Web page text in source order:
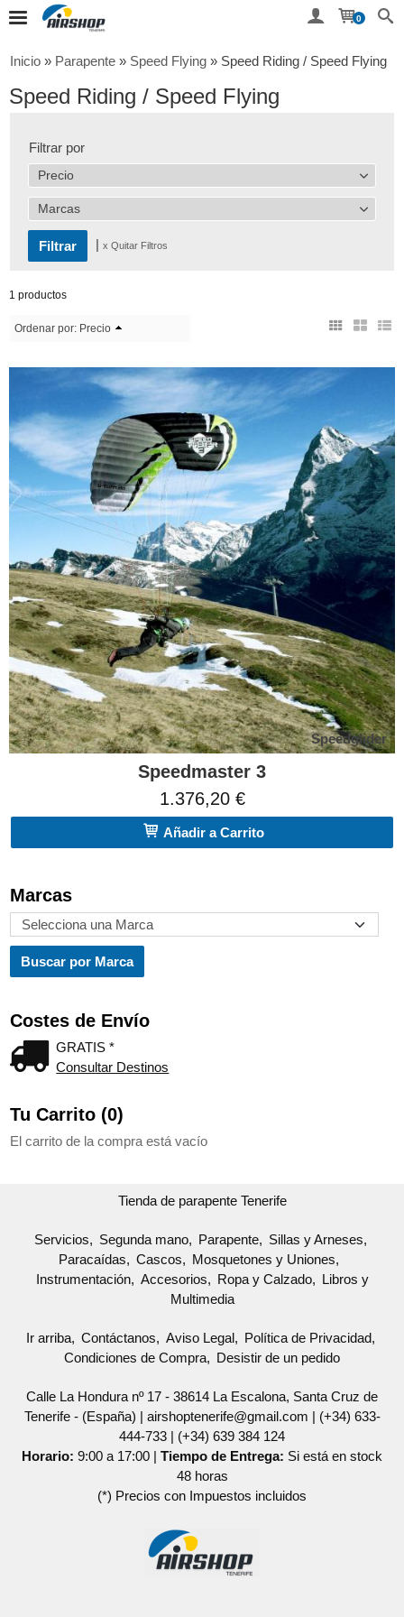
0
Marcas
Costes de Envío
GRATIS *
Consultar Destinos
Tu Carrito (0)
El carrito de la compra está vacío
Inicio » Parapente » Speed Flying » Speed Riding / Speed Flying
Speed Riding / Speed Flying
Filtrar por
Precio
Marcas
x Quitar Filtros
1 productos
Ordenar por: Precio
Speedglider
Speedmaster 3
1.376,20 €
Añadir a Carrito
Tienda de parapente Tenerife
Servicios Segunda mano Parapente
Sillas y Arneses
Paracaídas
Cascos
Mosquetones y Uniones
Instrumentación
Accesorios Ropa y Calzado
Libros y
Multimedia
Ir arriba Contáctanos Aviso Legal
Política de Privacidad
Condiciones de Compra
Desistir de un pedido
Calle La Hondura nº 17 - 38614 La Escalona, Santa Cruz de
Tenerife - (España) | airshoptenerife@gmail.com | (+34) 633-
444-733
(+34) 639 384 124
Horario: 9:00 a 17:00 | Tiempo de Entrega: Si está en stock
48 horas
(*) Precios con Impuestos incluidos